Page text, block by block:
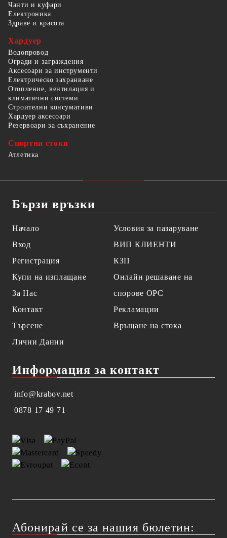
Чанти и куфари
Електроника
Здраве и красота
Хардуер
Водопровод
Огради и заграждения
Аксесоари за инструменти
Електрическо захранване
Отопление, вентилация и
климатични системи
Строителни консумативи
Хардуер аксесоари
Резервоари за съхранение
Спортни стоки
Атлетика
Бързи връзки
Начало
Вход
Регистрация
Купи на изплащане
За Нас
Контакт
Търсене
Лични Данни
Условия за пазаруване
ВИП КЛИЕНТИ
КЗП
Онлайн решаване на
спорове OPC
Рекламации
Връщане на стока
Информация за контакт
info@krabov.net
0878 17 49 71
Абонирай се за нашия бюлетин: